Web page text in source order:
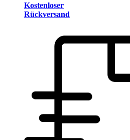
Kostenloser
Rückversand